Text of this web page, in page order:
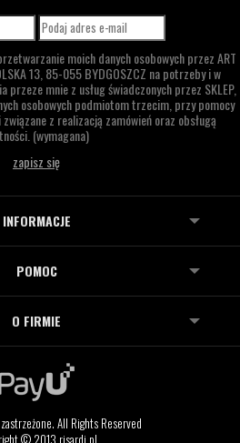
moich danych osobowych przezART
13, 85-055 BYDGOSZCZ na potrzeby i w
mnie z usług świadczonych przez SKLEP,
osobowych podmiotom trzecim, przy pomocy
z realizacją zamówień oraz obsługą
(wymagana)
INFORMACJE
POMOC
O FIRMIE
All Rights Reserved
© 2013 risardi.pl